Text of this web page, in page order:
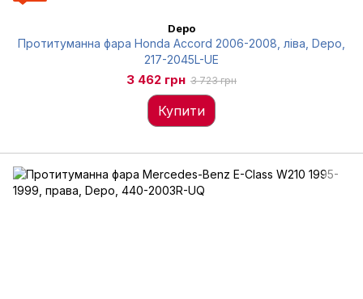
Depo
Протитуманна фара Honda Accord 2006-2008, ліва, Depo,
217-2045L-UE
3 462 грн 3 723 грн
Купити